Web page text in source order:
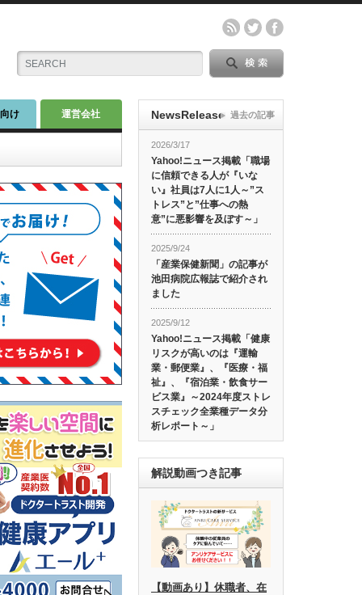
け 運営会社 NewsRelease
2026/3/17
Yahoo!ニュース掲載「職場
に信頼できる人が『いな
い』社員は7人に1人～”ス
トレス”と”仕事への熱
意”に悪影響を及ぼす～」
2025/9/24
「産業保健新聞」の記事が
池田病院広報誌で紹介され
ました
2025/9/12
Yahoo!ニュース掲載「健康
リスクが高いのは『運輸
業・郵便業』、『医療・福
祉』、『宿泊業・飲食サー
ビス業』～2024年度ストレ
スチェック全業種データ分
析レポート～」
過去の記事
解説動画つき記事
【動画あり】休職者、在